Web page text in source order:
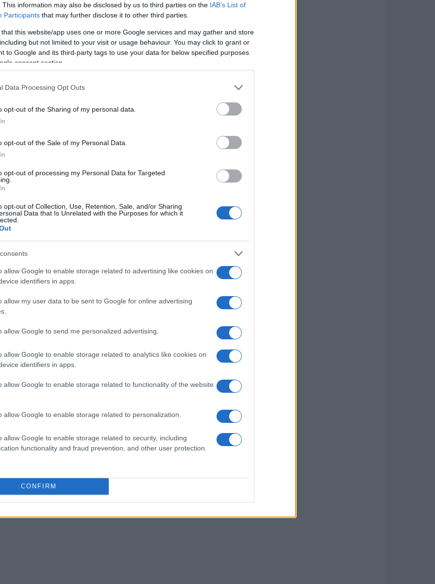
This information may also be disclosed by us to third parties on the IAB’s List of
Participants that may further disclose it to other third parties.
that this website/app uses one or more Google services and may gather and store
but not limited to your visit or usage behaviour. You may click to grant or
to Google and its third-party tags to use your data for below specified purposes
consent section.
Data Processing Opt Outs
opt-out of the Sharing of my personal data.
opt-out of the Sale of my Personal Data.
opt-out of processing my Personal Data for Targeted
opt-out of Collection, Use, Retention, Sale, and/or Sharing
Data that Is Unrelated with the Purposes for which it
allow Google to enable storage related to advertising like cookies on
identifiers in apps.
allow my user data to be sent to Google for online advertising
allow Google to send me personalized advertising.
allow Google to enable storage related to analytics like cookies on
identifiers in apps.
allow Google to enable storage related to functionality of the website
allow Google to enable storage related to personalization.
allow Google to enable storage related to security, including
functionality and fraud prevention, and other user protection.
CONFIRM
colore, sfregamenti e deformazioni. Una
costanza nei risultati. Qui si esplorano
asciugature perfette.
stressare i tessuti
l’azione meccanica e l’estrazione
morbide. Impostare la
su valori
di pieghe e trazioni su cuciture e
cestello
migliora il flusso d’acqua e riduce
prelavaggi non necessari: meglio trattare le
ciclo aiuta a rilassare le fibre senza calore